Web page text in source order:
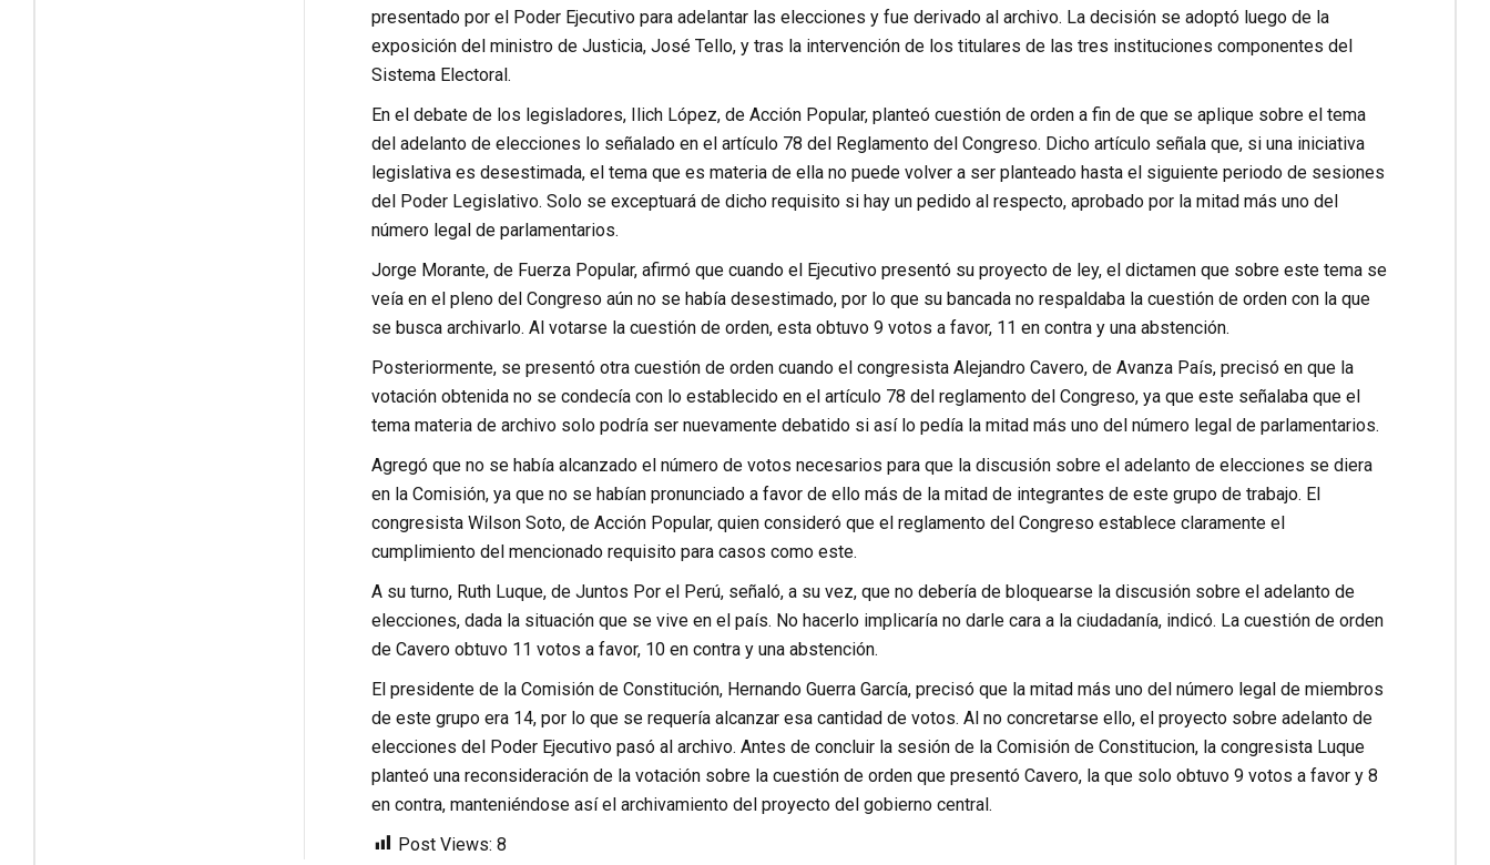
presentado por el Poder Ejecutivo para adelantar las elecciones y fue derivado al archivo. La decisión se adoptó luego de la
exposición del ministro de Justicia, José Tello, y tras la intervención de los titulares de las tres instituciones componentes del
Sistema Electoral.
En el debate de los legisladores, Ilich López, de Acción Popular, planteó cuestión de orden a fin de que se aplique sobre el tema
del adelanto de elecciones lo señalado en el artículo 78 del Reglamento del Congreso. Dicho artículo señala que, si una iniciativa
legislativa es desestimada, el tema que es materia de ella no puede volver a ser planteado hasta el siguiente periodo de sesiones
del Poder Legislativo. Solo se exceptuará de dicho requisito si hay un pedido al respecto, aprobado por la mitad más uno del
número legal de parlamentarios.
Jorge Morante, de Fuerza Popular, afirmó que cuando el Ejecutivo presentó su proyecto de ley, el dictamen que sobre este tema se
veía en el pleno del Congreso aún no se había desestimado, por lo que su bancada no respaldaba la cuestión de orden con la que
se busca archivarlo. Al votarse la cuestión de orden, esta obtuvo 9 votos a favor, 11 en contra y una abstención.
Posteriormente, se presentó otra cuestión de orden cuando el congresista Alejandro Cavero, de Avanza País, precisó en que la
votación obtenida no se condecía con lo establecido en el artículo 78 del reglamento del Congreso, ya que este señalaba que el
tema materia de archivo solo podría ser nuevamente debatido si así lo pedía la mitad más uno del número legal de parlamentarios.
Agregó que no se había alcanzado el número de votos necesarios para que la discusión sobre el adelanto de elecciones se diera
en la Comisión, ya que no se habían pronunciado a favor de ello más de la mitad de integrantes de este grupo de trabajo. El
congresista Wilson Soto, de Acción Popular, quien consideró que el reglamento del Congreso establece claramente el
cumplimiento del mencionado requisito para casos como este.
A su turno, Ruth Luque, de Juntos Por el Perú, señaló, a su vez, que no debería de bloquearse la discusión sobre el adelanto de
elecciones, dada la situación que se vive en el país. No hacerlo implicaría no darle cara a la ciudadanía, indicó. La cuestión de orden
de Cavero obtuvo 11 votos a favor, 10 en contra y una abstención.
El presidente de la Comisión de Constitución, Hernando Guerra García, precisó que la mitad más uno del número legal de miembros
de este grupo era 14, por lo que se requería alcanzar esa cantidad de votos. Al no concretarse ello, el proyecto sobre adelanto de
elecciones del Poder Ejecutivo pasó al archivo. Antes de concluir la sesión de la Comisión de Constitucion, la congresista Luque
planteó una reconsideración de la votación sobre la cuestión de orden que presentó Cavero, la que solo obtuvo 9 votos a favor y 8
en contra, manteniéndose así el archivamiento del proyecto del gobierno central.
Post Views: 8